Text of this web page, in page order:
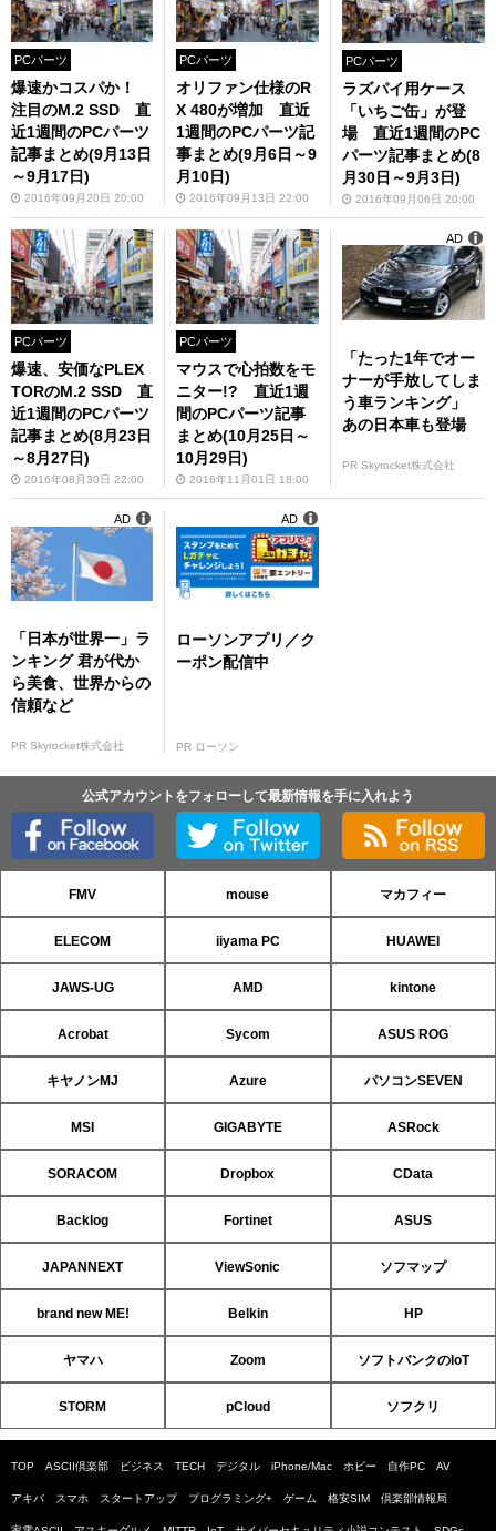
PCパーツ
爆速かコスパか！
注目のM.2 SSD 直
近1週間のPCパーツ
記事まとめ(9月13日
～9月17日)
2016年09月20日 20:00
PCパーツ
オリファン仕様のR
X 480が増加 直近
1週間のPCパーツ記
事まとめ(9月6日～9
月10日)
2016年09月13日 22:00
PCパーツ
ラズパイ用ケース
「いちご缶」が登
場 直近1週間のPC
パーツ記事まとめ(8
月30日～9月3日)
2016年09月06日 20:00
PCパーツ
爆速、安価なPLEX
TORのM.2 SSD 直
近1週間のPCパーツ
記事まとめ(8月23日
～8月27日)
2016年08月30日 22:00
PCパーツ
マウスで心拍数をモ
ニター!? 直近1週
間のPCパーツ記事
まとめ(10月25日～
10月29日)
2016年11月01日 18:00
「たった1年でオー
ナーが手放してしま
う車ランキング」
あの日本車も登場
PR Skyrocket株式会社
AD
「日本が世界一」ラ
ンキング 君が代か
ら美食、世界からの
信頼など
PR Skyrocket株式会社
AD
ローソンアプリ／ク
ーポン配信中
PR ローソン
AD
公式アカウントをフォローして最新情報を手に入れよう
FMV mouse マカフィー
ELECOM iiyama PC HUAWEI
JAWS-UG AMD kintone
Acrobat Sycom ASUS ROG
キヤノンMJ Azure パソコンSEVEN
MSI GIGABYTE ASRock
SORACOM Dropbox CData
Backlog Fortinet ASUS
JAPANNEXT ViewSonic ソフマップ
brand new ME! Belkin HP
ヤマハ Zoom ソフトバンクのIoT
STORM pCloud ソフクリ
TOP ASCII倶楽部 ビジネス TECH デジタル iPhone/Mac ホビー 自作PC AV
アキバ スマホ スタートアップ プログラミング+ ゲーム 格安SIM 倶楽部情報局